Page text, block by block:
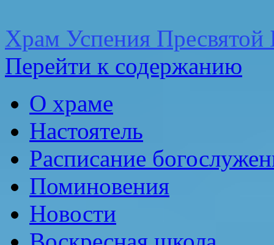
Храм Успения Пресвятой
Перейти к содержанию
О храме
Настоятель
Расписание
Поминовения
Новости